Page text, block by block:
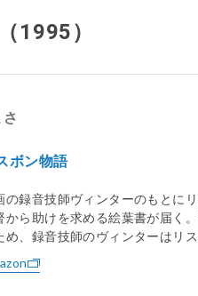
1995）
ボン物語
の録音技師ヴィンターのもとに
から助けを求める絵葉書が届く
め、録音技師のヴィンターはリス